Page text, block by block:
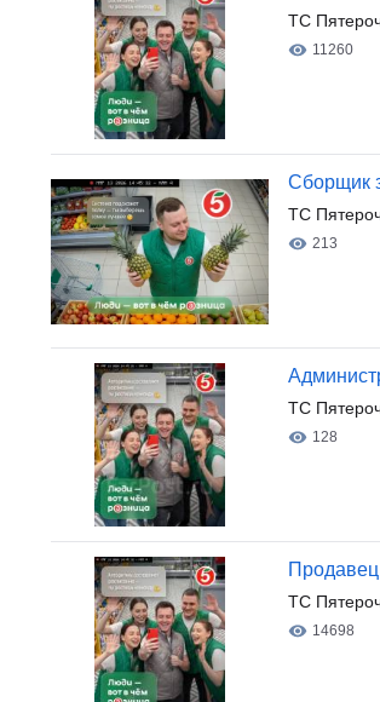
ТС
11260
Cборщик
ТС
213
ТС
128
ТС
14698